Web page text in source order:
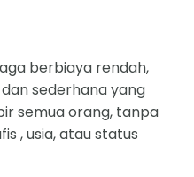
berbiaya rendah,
sederhana yang
semua orang, tanpa
, usia, atau status